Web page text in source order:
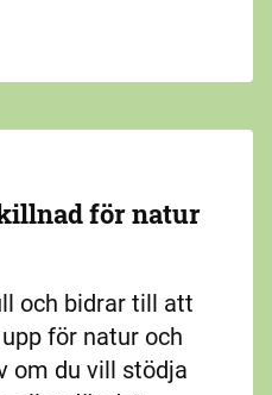
för natur
och bidrar till att
för natur och
om du vill stödja